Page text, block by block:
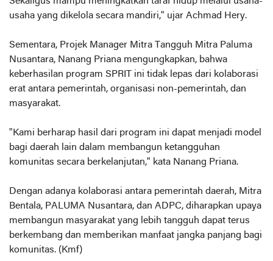
usaha yang dikelola secara mandiri," ujar Achmad Hery.
Sementara, Projek Manager Mitra Tangguh Mitra Paluma
Nusantara, Nanang Priana mengungkapkan, bahwa
keberhasilan program SPRIT ini tidak lepas dari kolaborasi
erat antara pemerintah, organisasi non-pemerintah, dan
masyarakat.
"Kami berharap hasil dari program ini dapat menjadi model
bagi daerah lain dalam membangun ketangguhan
komunitas secara berkelanjutan," kata Nanang Priana.
Dengan adanya kolaborasi antara pemerintah daerah, Mitra
Bentala, PALUMA Nusantara, dan ADPC, diharapkan upaya
membangun masyarakat yang lebih tangguh dapat terus
berkembang dan memberikan manfaat jangka panjang bagi
komunitas. (Kmf)